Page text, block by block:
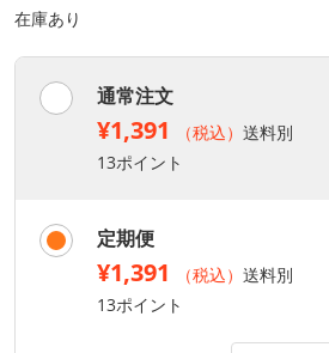
在庫あり
通常注文
¥1,391 （税込） 送料別
13ポイント
定期便
¥1,391 （税込） 送料別
13ポイント